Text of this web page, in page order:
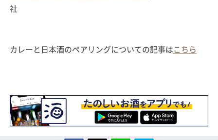
社
カレーと日本酒のペアリングについての記事はこちら